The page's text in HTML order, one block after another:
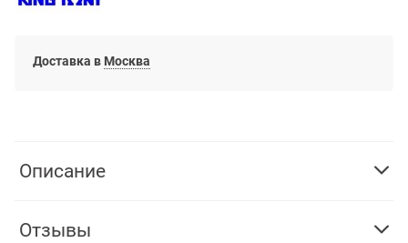
Доставка в Москва
Описание
Отзывы